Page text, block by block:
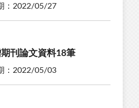
：2022/05/27
刊論文資料18筆
：2022/05/03